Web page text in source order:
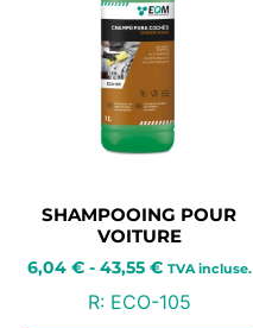
SHAMPOOING POUR
VOITURE
6,04 € - 43,55 € TVA incluse.
R:ECO-105